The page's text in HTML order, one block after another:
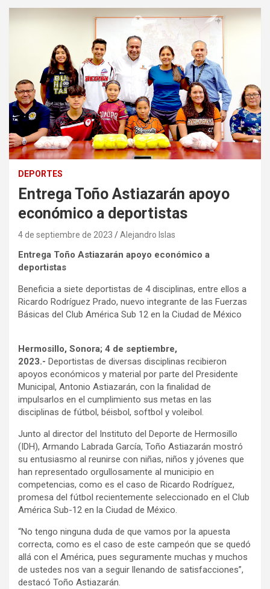
DEPORTES
Entrega Toño Astiazarán apoyo
económico a deportistas
4 de septiembre de 2023 Alejandro Islas
Entrega Toño Astiazarán apoyo económico a
deportistas
Beneficia a siete deportistas de 4 disciplinas, entre ellos a
Ricardo Rodríguez Prado, nuevo integrante de las Fuerzas
Básicas del Club América Sub 12 en la Ciudad de México
Hermosillo, Sonora; 4 de septiembre,
2023.- Deportistas de diversas disciplinas recibieron
apoyos económicos y material por parte del Presidente
Municipal, Antonio Astiazarán, con la finalidad de
impulsarlos en el cumplimiento sus metas en las
disciplinas de fútbol, béisbol, softbol y voleibol.
Junto al director del Instituto del Deporte de Hermosillo
(IDH), Armando Labrada García, Toño Astiazarán mostró
su entusiasmo al reunirse con niñas, niños y jóvenes que
han representado orgullosamente al municipio en
competencias, como es el caso de Ricardo Rodríguez,
promesa del fútbol recientemente seleccionado en el Club
América Sub-12 en la Ciudad de México.
“No tengo ninguna duda de que vamos por la apuesta
correcta, como es el caso de este campeón que se quedó
allá con el América, pues seguramente muchas y muchos
de ustedes nos van a seguir llenando de satisfacciones”,
destacó Toño Astiazarán.